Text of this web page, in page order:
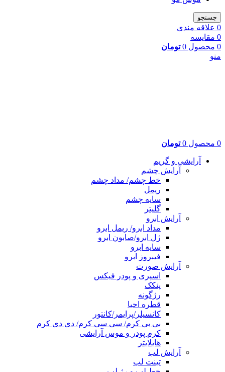
جستجو
0 علاقه مندی
0 مقایسه
0 محصول 0 تومان
منو
0 محصول 0 تومان
آرایشی و گریم
آرایش چشم
خط چشم/ مداد چشم
ریمل
سایه چشم
گلیتر
آرایش ابرو
مداد ابرو/ ریمل ابرو
ژل ابرو/صابون ابرو
سایه ابرو
فیبروز ابرو
آرایش صورت
اسپری و پودر فیکس
پنکک
رژگونه
قطره احیا
کانسیلر/پرایمر/کانتور
بی بی کرم/ سی سی کرم/ دی دی کرم
کرم پودر و موس آرایشی
هایلایتر
آرایش لب
تینت لب